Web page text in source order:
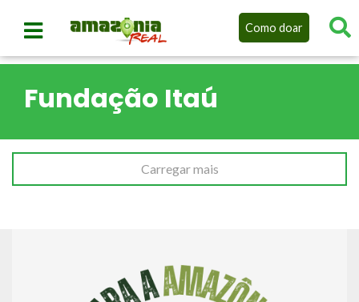
Como doar
Fundação Itaú
Carregar mais